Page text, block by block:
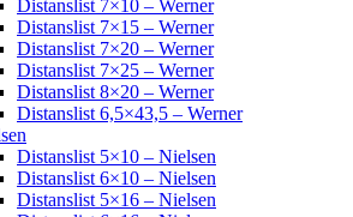
Distanslist 7×10 – Werner
Distanslist 7×15 – Werner
Distanslist 7×20 – Werner
Distanslist 7×25 – Werner
Distanslist 8×20 – Werner
Distanslist 6,5×43,5 – Werner
Distanslist 5×10 – Nielsen
Distanslist 6×10 – Nielsen
Distanslist 5×16 – Nielsen